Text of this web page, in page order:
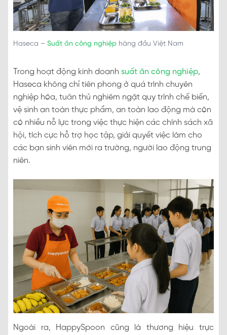
Haseca – Suất ăn công nghiệp hàng đầu Việt Nam
Trong hoạt động kinh doanh suất ăn công nghiệp,
Haseca không chỉ tiên phong ở quá trình chuyên
nghiệp hóa, tuân thủ nghiêm ngặt quy trình chế biến,
vệ sinh an toàn thực phẩm, an toàn lao động mà còn
có nhiều nỗ lực trong việc thực hiện các chính sách xã
hội, tích cực hỗ trợ học tập, giải quyết việc làm cho
các bạn sinh viên mới ra trường, người lao động trung
niên.
Ngoài ra, HappySpoon cũng là thương hiệu trực